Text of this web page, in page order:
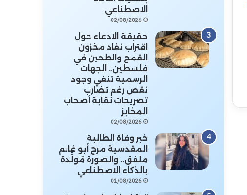
الاصطناعي
02/08/2026
حقيقة الادعاء حول
اقتراب نفاد مخزون
القمح والطحين في
فلسطين.. الجهات
الرسمية تنفي وجود
نقص رغم تضارب
تصريحات نقابة أصحاب
المخابز
02/08/2026
خبر وفاة الطالبة
المقدسية مرح أبو غانم
ملفق.. والصورة مُولَّدة
بالذكاء الاصطناعي
01/08/2026